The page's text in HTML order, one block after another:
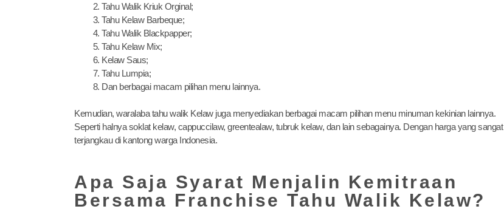
Tahu Walik Kriuk Orginal;
Tahu Kelaw Barbeque;
Tahu Walik Blackpapper;
Tahu Kelaw Mix;
Kelaw Saus;
Tahu Lumpia;
Dan berbagai macam pilihan menu lainnya.
Kemudian, waralaba tahu walik Kelaw juga menyediakan berbagai macam pilihan menu minuman kekinian lainnya.
Seperti halnya soklat kelaw, cappuccilaw, greentealaw, tubruk kelaw, dan lain sebagainya. Dengan harga yang sangat
terjangkau di kantong warga Indonesia.
Apa Saja Syarat Menjalin Kemitraan
Bersama Franchise Tahu Walik Kelaw?